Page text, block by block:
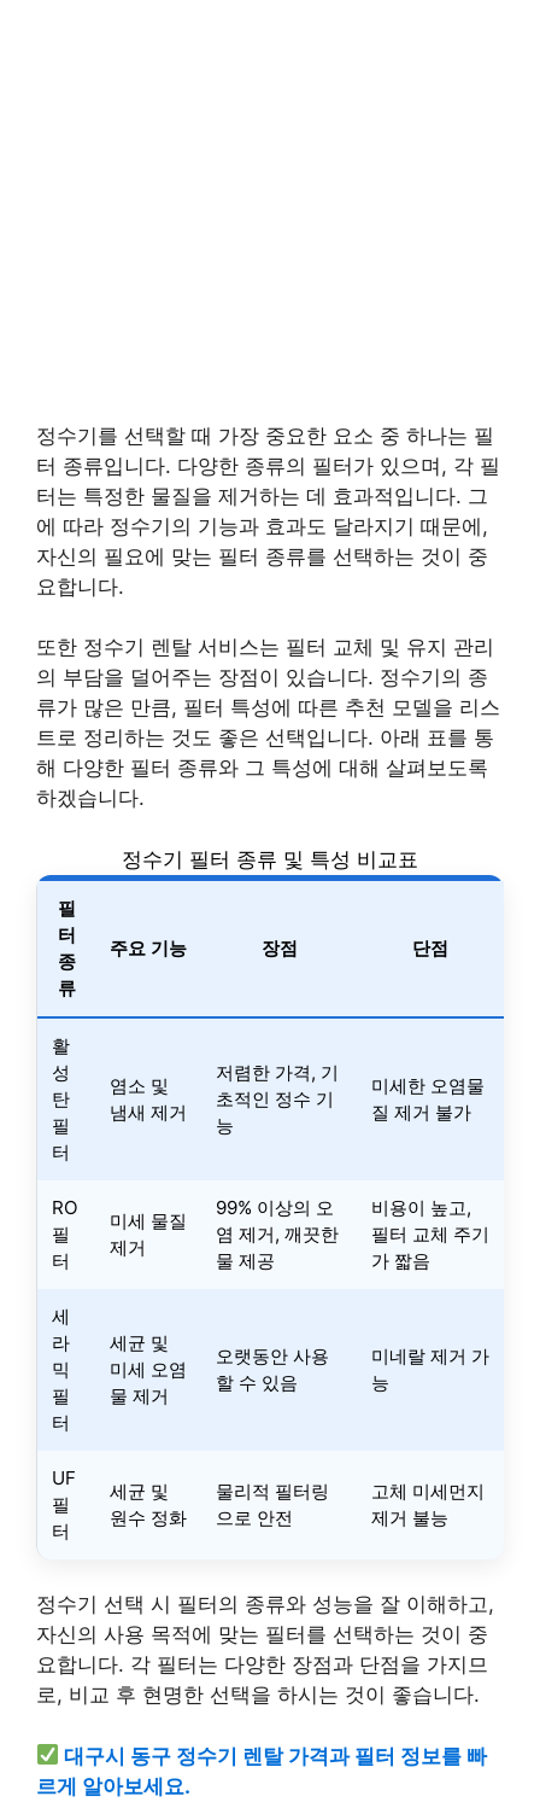
정수기를 선택할 때 가장 중요한 요소 중 하나는 필
터 종류입니다. 다양한 종류의 필터가 있으며, 각 필
터는 특정한 물질을 제거하는 데 효과적입니다. 그
에 따라 정수기의 기능과 효과도 달라지기 때문에,
자신의 필요에 맞는 필터 종류를 선택하는 것이 중
요합니다.
또한 정수기 렌탈 서비스는 필터 교체 및 유지 관리
의 부담을 덜어주는 장점이 있습니다. 정수기의 종
류가 많은 만큼, 필터 특성에 따른 추천 모델을 리스
트로 정리하는 것도 좋은 선택입니다. 아래 표를 통
해 다양한 필터 종류와 그 특성에 대해 살펴보도록
하겠습니다.
정수기 필터 종류 및 특성 비교표
필
터
종
류
주요 기능 장점 단점
활
성
탄
필
터
염소 및
냄새 제거
저렴한 가격, 기
초적인 정수 기
능
미세한 오염물
질 제거 불가
RO
필
터
미세 물질
제거
99% 이상의 오
염 제거, 깨끗한
물 제공
비용이 높고,
필터 교체 주기
가 짧음
세
라
믹
필
터
세균 및
미세 오염
물 제거
오랫동안 사용
할 수 있음
미네랄 제거 가
능
UF
필
터
세균 및
원수 정화
물리적 필터링
으로 안전
고체 미세먼지
제거 불능
정수기 선택 시 필터의 종류와 성능을 잘 이해하고,
자신의 사용 목적에 맞는 필터를 선택하는 것이 중
요합니다. 각 필터는 다양한 장점과 단점을 가지므
로, 비교 후 현명한 선택을 하시는 것이 좋습니다.
대구시 동구 정수기 렌탈 가격과 필터 정보를 빠
르게 알아보세요.